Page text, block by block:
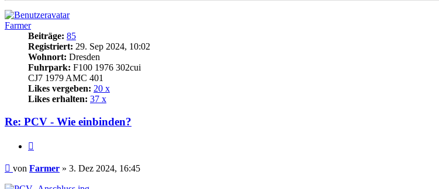
Farmer
Beiträge: 85
Registriert: 29. Sep 2024, 10:02
Wohnort: Dresden
Fuhrpark: F100 1976 302cui
CJ7 1979 AMC 401
Likes vergeben: 20 x
Likes erhalten: 37 x
Re: PCV - Wie einbinden?
Beitrag
von Farmer » 3. Dez 2024, 16:45